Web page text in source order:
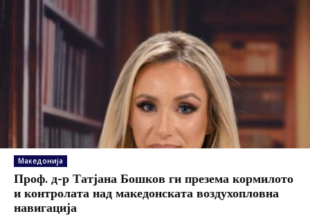
Македонија
Проф. д-р Татјана Бошков ги презема кормилото
и контролата над македонската воздухопловна
навигација